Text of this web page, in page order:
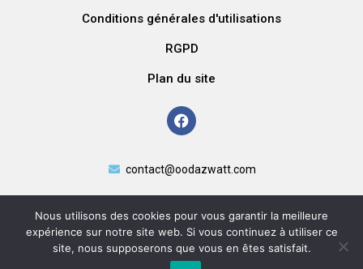
Conditions générales d'utilisations
RGPD
Plan du site
contact@oodazwatt.com
Nous utilisons des cookies pour vous garantir la meilleure
expérience sur notre site web. Si vous continuez à utiliser ce
site, nous supposerons que vous en êtes satisfait.